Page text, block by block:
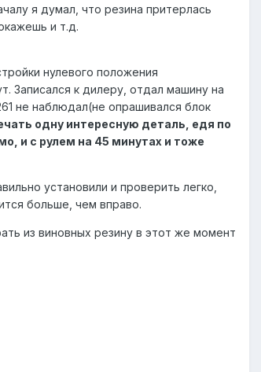
я думал, что резина притерлась
и т.д.
нулевого положения
Записался к дилеру, отдал машину на
не наблюдал(не опрашивался блок
одну интересную деталь, едя по
и с рулем на 45 минутах и тоже
установили и проверить легко,
больше, чем вправо.
из виновных резину в этот же момент